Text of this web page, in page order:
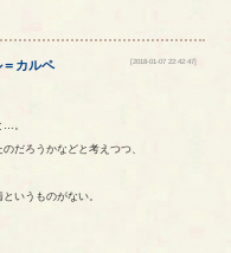
＝ カルペ
[2018-01-07 22:42:47]
…。
だろうかなどと考えつつ、
いうものがない。